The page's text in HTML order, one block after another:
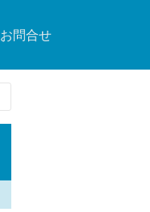
お問合せ